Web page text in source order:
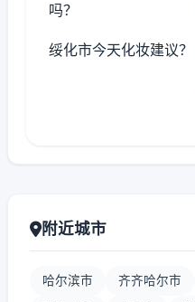
吗？
绥化市今天化妆建议？
附近城市
哈尔滨市 齐齐哈尔市